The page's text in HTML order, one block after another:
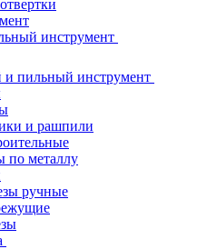
инструмент
пильный инструмент
и рашпили
металлу
ручные